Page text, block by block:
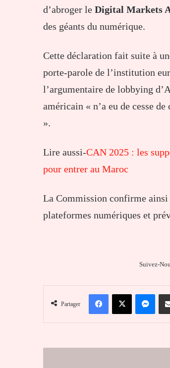
d’abroger le Digital Markets
des géants du numérique.
Cette déclaration fait suite à
porte-parole de l’institution
l’argumentaire de lobbying
américain « n’a eu de cesse
».
Lire aussi-CAN 2025 : les
pour entrer au Maroc
La Commission confirme ainsi
plateformes numériques et
Suivez-
Partager
FacebookX